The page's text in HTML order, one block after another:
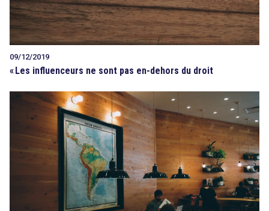
09/12/2019
« Les influenceurs ne sont pas en-dehors du droit